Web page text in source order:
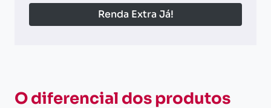
Renda Extra Já!
O diferencial dos produtos